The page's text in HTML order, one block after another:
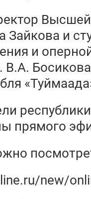
Зайкова и
и
прямого
new/